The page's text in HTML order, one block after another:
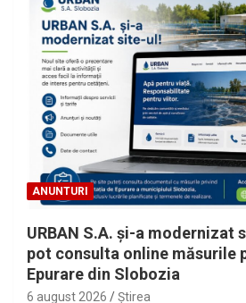
ANUNTURI
URBAN S.A. și-a modernizat
pot consulta online măsurile
Epurare din Slobozia
6 august 2026 Ştirea